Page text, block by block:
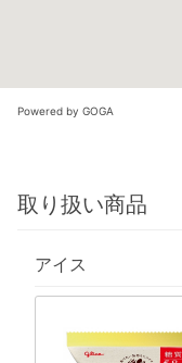
Powered by GOGA
取り扱い商品
アイス